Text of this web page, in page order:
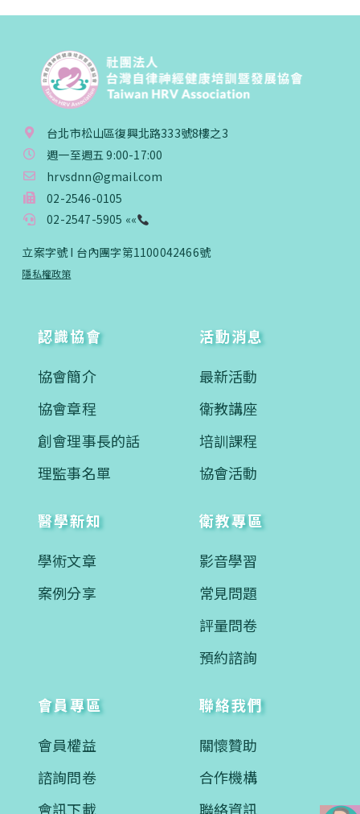
台北市松山區復興北路333號8樓之3
週一至週五 9:00-17:00
hrvsdnn@gmail.com
02-2546-0105
02-2547-5905 ««
立案字號 I 台內團字第1100042466號
隱私權政策
認識協會
協會簡介
協會章程
創會理事長的話
理監事名單
活動消息
最新活動
衛教講座
培訓課程
協會活動
醫學新知
學術文章
案例分享
衛教專區
影音學習
常見問題
評量問卷
預約諮詢
會員專區
會員權益
諮詢問卷
會訊下載
聯絡我們
關懷贊助
合作機構
聯絡資訊